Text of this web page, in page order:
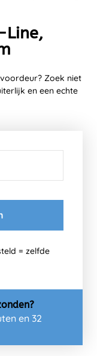
Line,
Zoek niet
en een echte
= zelfde
en 31